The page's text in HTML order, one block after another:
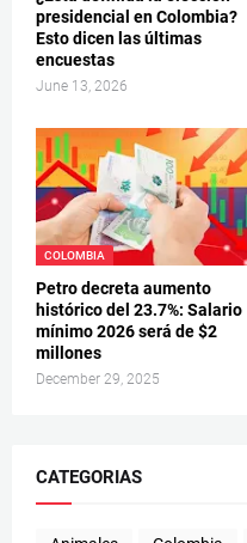
presidencial en Colombia?
Esto dicen las últimas
encuestas
June 13, 2026
COLOMBIA
Petro decreta aumento
histórico del 23.7%: Salario
mínimo 2026 será de $2
millones
December 29, 2025
CATEGORIAS